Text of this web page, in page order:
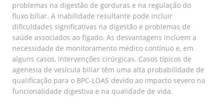
problemas na digestão de gorduras e na regulação do
fluxo biliar. A inabilidade resultante pode incluir
dificuldades significativas na digestão e problemas de
saúde associados ao fígado. As desvantagens incluem a
necessidade de monitoramento médico contínuo e, em
alguns casos, intervenções cirúrgicas. Casos típicos de
agenesia de vesícula biliar têm uma alta probabilidade de
qualificação para o BPC-LOAS devido ao impacto severo na
funcionalidade digestiva e na qualidade de vida.